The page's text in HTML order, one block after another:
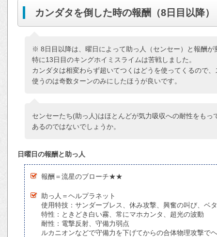
カンダタを倒した時の報酬（8日目以降）
※ 8日目以降は、曜日によって助っ人（センセー）と報酬が
特に13日目のキングホイミスライムは苦戦しました。
カンダタは相変わらず超いてつくはどうを使ってくるので
使うのは奇数ターンのみにしたほうが良いです。
センセーたち(助っ人)はほとんどが気力吸収への耐性をも
あるのではないでしょうか。
日曜日の報酬と助っ人
報酬＝流星のブローチ★★
助っ人＝ヘルプラネット
使用特技：サンダーブレス、休み攻撃、興奮の叫び、ベ
特性：ときどき白い霧、常にマホカンタ、超光の波動
耐性：電撃反射、守備力弱点
ルカニオンなどで守備力を下げてからの合体物理攻撃で